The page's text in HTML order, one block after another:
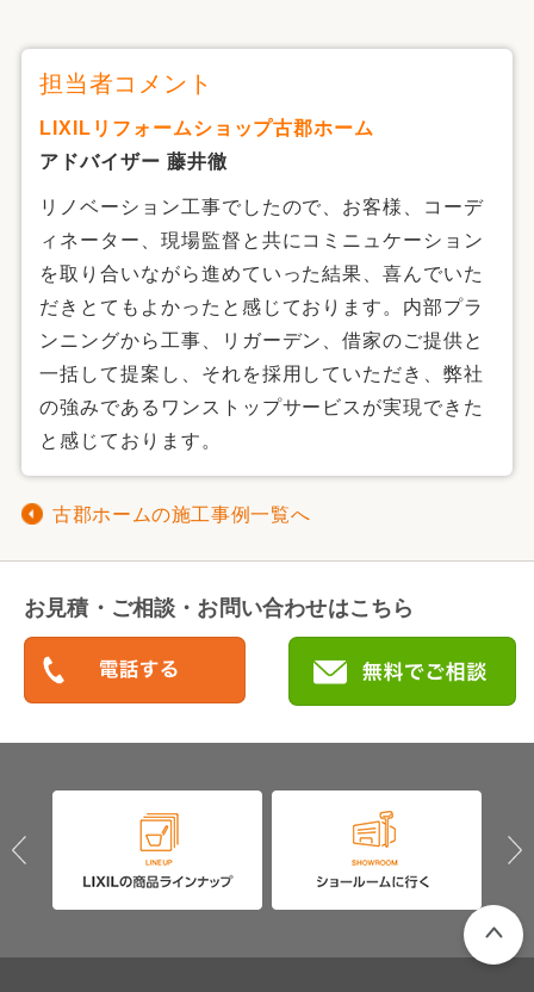
担当者コメント
LIXILリフォームショップ古郡ホーム
アドバイザー 藤井徹
リノベーション工事でしたので、お客様、コーデ
ィネーター、現場監督と共にコミニュケーション
を取り合いながら進めていった結果、喜んでいた
だきとてもよかったと感じております。内部プラ
ンニングから工事、リガーデン、借家のご提供と
一括して提案し、それを採用していただき、弊社
の強みであるワンストップサービスが実現できた
と感じております。
古郡ホームの施工事例一覧へ
お見積・ご相談・お問い合わせはこちら